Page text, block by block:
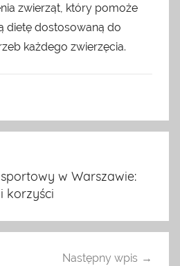
zwierząt, który pomoże
dietę dostosowaną do
każdego zwierzęcia.
w Warszawie:
korzyści
Następny wpis